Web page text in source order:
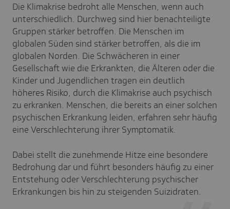
Die Klimakrise bedroht alle Menschen, wenn auch
unterschiedlich. Durchweg sind hier benachteiligte
Gruppen stärker betroffen. Die Menschen im
globalen Süden sind stärker betroffen, als die im
globalen Norden. Die Schwächeren in einer
Gesellschaft wie die Erkrankten, die Älteren oder die
Kinder und Jugendlichen tragen ein deutlich
höheres Risiko, durch die Klimakrise auch psychisch
zu erkranken. Menschen, die bereits an einer solchen
psychischen Erkrankung leiden, erfahren sehr häufig
eine Verschlechterung ihrer Symptomatik.
Dabei stellt die zunehmende Hitze eine besondere
Bedrohung dar und führt besonders häufig zu einer
Entstehung oder Verschlechterung psychischer
Erkrankungen bis hin zu steigenden Suizidraten.